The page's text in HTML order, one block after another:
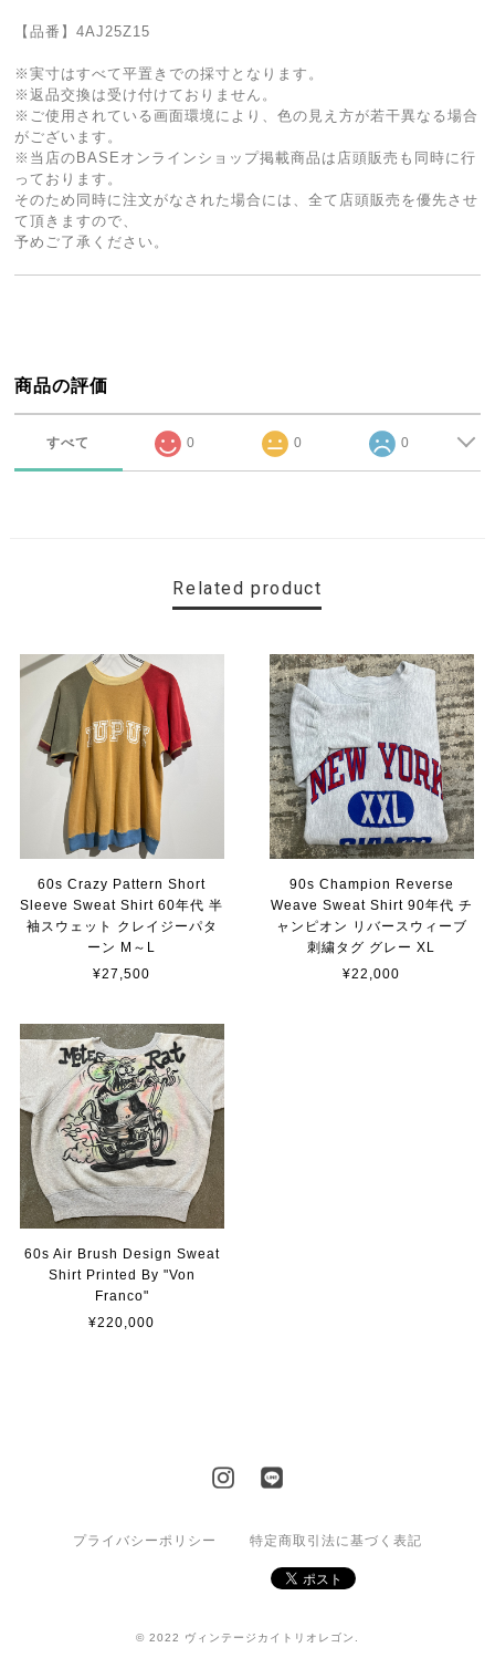
【品番】4AJ25Z15
※実寸はすべて平置きでの採寸となります。
※返品交換は受け付けておりません。
※ご使用されている画面環境により、色の見え方が若干異なる場合
がございます。
※当店のBASEオンラインショップ掲載商品は店頭販売も同時に行
っております。
そのため同時に注文がなされた場合には、全て店頭販売を優先させ
て頂きますので、
予めご了承ください。
商品の評価
すべて 0 0 0
Related product
60s Crazy Pattern Short
Sleeve Sweat Shirt 60年代 半
袖スウェット クレイジーパタ
ーン M～L
¥27,500
90s Champion Reverse
Weave Sweat Shirt 90年代 チ
ャンピオン リバースウィーブ
刺繍タグ グレー XL
¥22,000
60s Air Brush Design Sweat
Shirt Printed By "Von
Franco"
¥220,000
プライバシーポリシー 特定商取引法に基づく表記
© 2022 ヴィンテージカイトリオレゴン.